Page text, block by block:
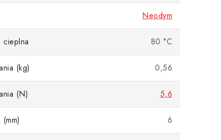
Neodym
cieplna 80 °C
(kg) 0,56
(N) 5,6
6